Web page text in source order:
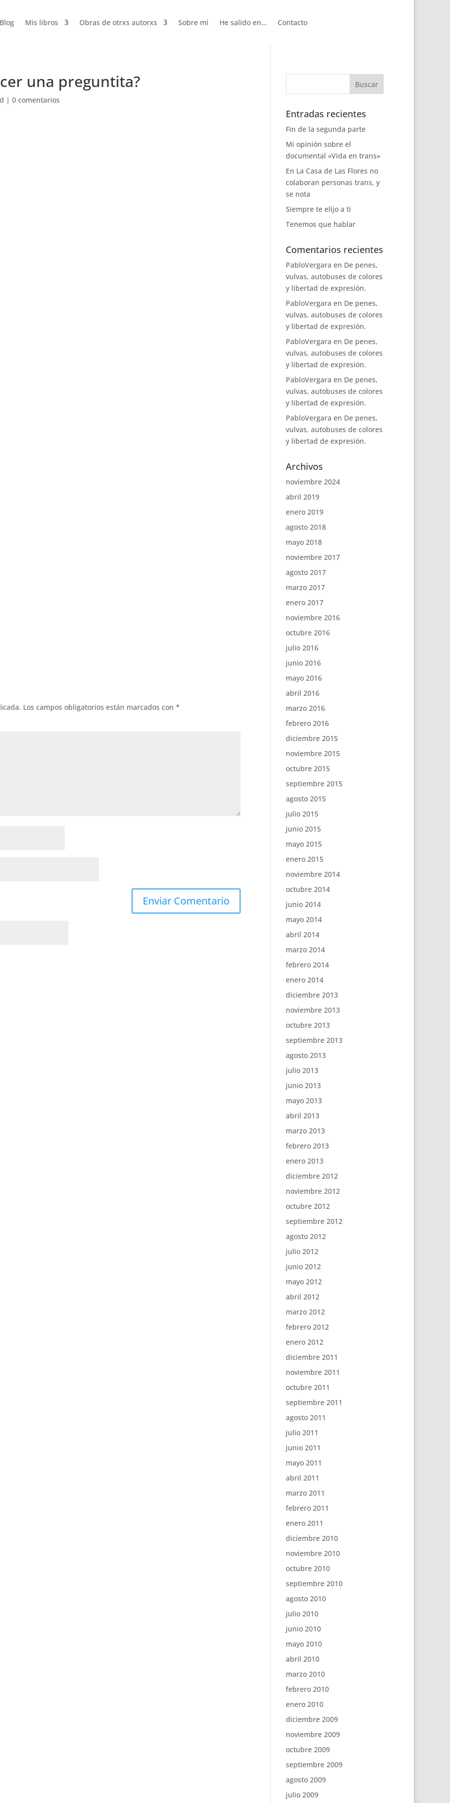
Blog Mis libros Obras de otrxs autorxs Sobre mí He salido en… Contacto
una preguntita?
| 0 comentarios
Los campos obligatorios están marcados con *
Entradas recientes
Fin de la segunda parte
Mi opinión sobre el
documental «Vida en trans»
En La Casa de Las Flores no
colaboran personas trans, y
se nota
Siempre te elijo a ti
Tenemos que hablar
Comentarios recientes
PabloVergara en De penes,
vulvas, autobuses de colores
y libertad de expresión.
PabloVergara en De penes,
vulvas, autobuses de colores
y libertad de expresión.
PabloVergara en De penes,
vulvas, autobuses de colores
y libertad de expresión.
PabloVergara en De penes,
vulvas, autobuses de colores
y libertad de expresión.
PabloVergara en De penes,
vulvas, autobuses de colores
y libertad de expresión.
Archivos
noviembre 2024
abril 2019
enero 2019
agosto 2018
mayo 2018
noviembre 2017
agosto 2017
marzo 2017
enero 2017
noviembre 2016
octubre 2016
julio 2016
junio 2016
mayo 2016
abril 2016
marzo 2016
febrero 2016
diciembre 2015
noviembre 2015
octubre 2015
septiembre 2015
agosto 2015
julio 2015
junio 2015
mayo 2015
enero 2015
noviembre 2014
octubre 2014
junio 2014
mayo 2014
abril 2014
marzo 2014
febrero 2014
enero 2014
diciembre 2013
noviembre 2013
octubre 2013
septiembre 2013
agosto 2013
julio 2013
junio 2013
mayo 2013
abril 2013
marzo 2013
febrero 2013
enero 2013
diciembre 2012
noviembre 2012
octubre 2012
septiembre 2012
agosto 2012
julio 2012
junio 2012
mayo 2012
abril 2012
marzo 2012
febrero 2012
enero 2012
diciembre 2011
noviembre 2011
octubre 2011
septiembre 2011
agosto 2011
julio 2011
junio 2011
mayo 2011
abril 2011
marzo 2011
febrero 2011
enero 2011
diciembre 2010
noviembre 2010
octubre 2010
septiembre 2010
agosto 2010
julio 2010
junio 2010
mayo 2010
abril 2010
marzo 2010
febrero 2010
enero 2010
diciembre 2009
noviembre 2009
octubre 2009
septiembre 2009
agosto 2009
julio 2009